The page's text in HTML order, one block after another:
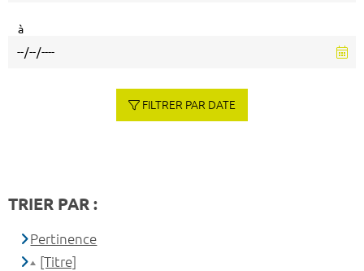
à
FILTRER PAR DATE
TRIER PAR :
Pertinence
[Titre]